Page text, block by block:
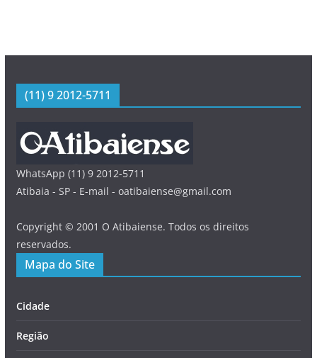
(11) 9 2012-5711
WhatsApp (11) 9 2012-5711
Atibaia - SP - E-mail - oatibaiense@gmail.com
Copyright © 2001 O Atibaiense. Todos os direitos
reservados.
Mapa do Site
Cidade
Região